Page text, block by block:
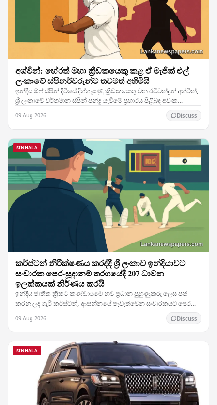
අශ්වින්: හේරත් මහා ක්‍රීඩකයෙකු කළ ඒ මැජික් එල්
ලංකාවේ ස්පිනර්වරුන්ට තවමත් අහිමියි
ඉන්දීය ඕෆ් ස්පින් දිවියේ දිග්ගැසුණු ක්‍රීඩකයෙකු වන රවිචන්ද්‍රන් අශ්වින්,
ශ්‍රී ලංකාවේ වර්තමාන ස්පින් පන්දු යැවීමේ ප්‍රහාරය පිළිබඳ අවංක
09 Aug 2026 Discuss
SINHALA
කර්ස්ටන් නිරීක්ෂණය කරද්දී ශ්‍රී ලංකාව ඉන්දියාවට
සංචාරක පෙර-සූදානම් තරගයේදී 207 ධාවන
ඉලක්කයක් නිර්ණය කරයි
ඉන්දීය ජාතික ක්‍රිකට් කණ්ඩායමේ නව ප්‍රධාන පුහුණුකරු ලෙස පත්
කරන ලද ගැරී කර්ස්ටන්, ආසන්නයේ පැවැත්වෙන සංචාරකයට පෙර
09 Aug 2026 Discuss
SINHALA